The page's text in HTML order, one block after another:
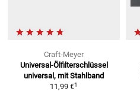
Craft-Meyer
Universal-Ölfilterschlüssel
universal, mit Stahlband
11,99 €1